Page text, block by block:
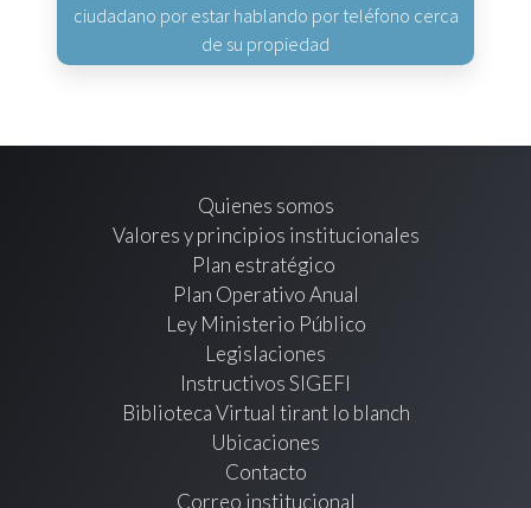
ciudadano por estar hablando por teléfono cerca
de su propiedad
Quienes somos
Valores y principios institucionales
Plan estratégico
Plan Operativo Anual
Ley Ministerio Público
Legislaciones
Instructivos SIGEFI
Biblioteca Virtual tirant lo blanch
Ubicaciones
Contacto
Correo institucional